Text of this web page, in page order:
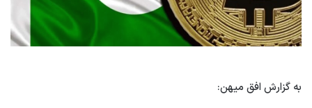
به گزارش افق میهن: